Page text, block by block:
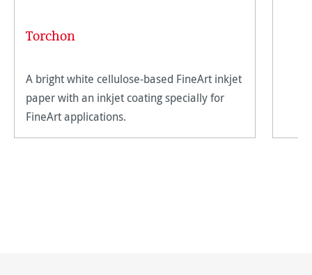
Torchon
A bright white cellulose-based FineArt inkjet
paper with an inkjet coating specially for
FineArt applications.